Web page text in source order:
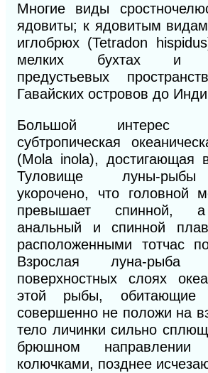
Многие виды
ядовиты; к ядовитым
иглобрюх (Tetradon
мелких бухтах и
предустьевых
Гавайских островов до
Большой интерес
субтропическая
(Mola inola), достигающая
Туловище луны-рыбы
укорочено, что головной
превышает спинной, а
анальный и спинной
расположенными тотчас
Взрослая луна-рыба
поверхностных слоях
этой рыбы, обитающие
совершенно не положи на
тело личинки сильно
брюшном
колючками, позднее